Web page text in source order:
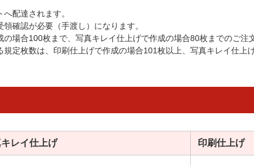
配達されます。
確認が必要（手渡し）になります。
場合100枚まで、写真キレイ仕上げで作成の場合80枚までのご注
規定枚数は、印刷仕上げで作成の場合101枚以上、写真キレイ仕上
レイ仕上げ 印刷仕上げ